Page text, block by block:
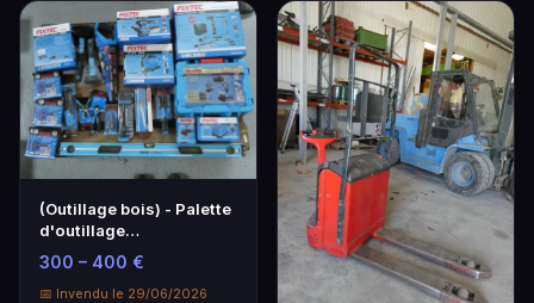
(Outillage bois) - Palette
d'outillage
électroportatif et ma…
300 – 400 €
📅 Invendu le 29/06/2026